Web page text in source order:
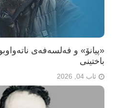
«پیانۆ» و فەلسەفەی
باختینی
ئاب 04, 2026